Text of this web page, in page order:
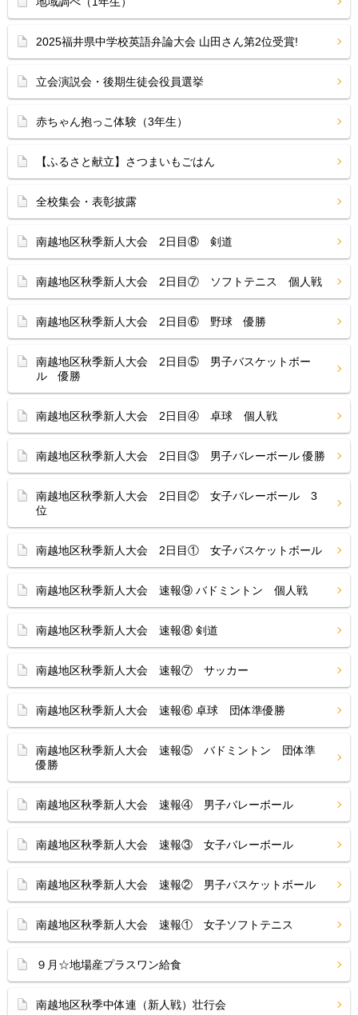
2025福井県中学校英語弁論大会 山田さん第2位受賞!
立会演説会・後期生徒会役員選挙
赤ちゃん抱っこ体験（3年生）
【ふるさと献立】さつまいもごはん
全校集会・表彰披露
南越地区秋季新人大会 2日目⑧ 剣道
南越地区秋季新人大会 2日目⑦ ソフトテニス 個人戦
南越地区秋季新人大会 2日目⑥ 野球 優勝
南越地区秋季新人大会 2日目⑤ 男子バスケットボー
ル 優勝
南越地区秋季新人大会 2日目④ 卓球 個人戦
南越地区秋季新人大会 2日目③ 男子バレーボール 優勝
南越地区秋季新人大会 2日目② 女子バレーボール 3
位
南越地区秋季新人大会 2日目① 女子バスケットボール
南越地区秋季新人大会 速報⑨ バドミントン 個人戦
南越地区秋季新人大会 速報⑧ 剣道
南越地区秋季新人大会 速報⑦ サッカー
南越地区秋季新人大会 速報⑥ 卓球 団体準優勝
南越地区秋季新人大会 速報⑤ バドミントン 団体準
優勝
南越地区秋季新人大会 速報④ 男子バレーボール
南越地区秋季新人大会 速報③ 女子バレーボール
南越地区秋季新人大会 速報② 男子バスケットボール
南越地区秋季新人大会 速報① 女子ソフトテニス
９月☆地場産プラスワン給食
南越地区秋季中体連（新人戦）壮行会